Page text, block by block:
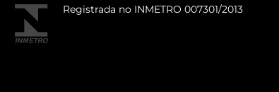
Registrada no INMETRO 007301/2013